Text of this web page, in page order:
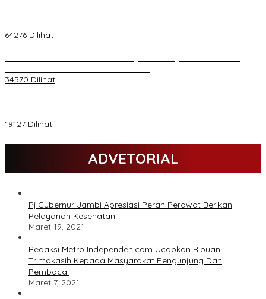
64276 Dilihat
34570 Dilihat
19127 Dilihat
ADVETORIAL
Pj.Gubernur Jambi Apresiasi Peran Perawat Berikan
Pelayanan Kesehatan
Maret 19, 2021
Redaksi Metro Independen.com Ucapkan Ribuan
Trimakasih Kepada Masyarakat Pengunjung Dan
Pembaca.
Maret 7, 2021